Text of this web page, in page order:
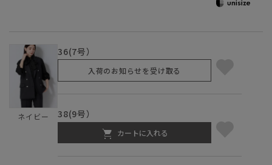
ネイビー
36(7号）
入荷のお知らせを受け取る
38(9号）
カートに入れる